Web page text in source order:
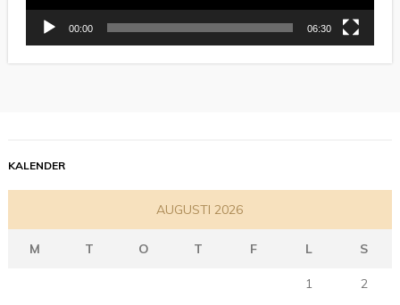
00:00 06:30
KALENDER
AUGUSTI 2026
M T O T F L S
1
2